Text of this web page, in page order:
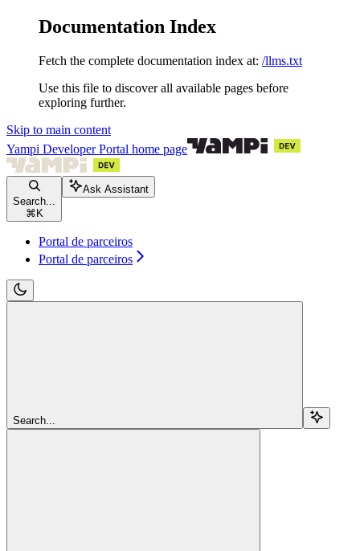
Documentation Index
Fetch the complete documentation index at: /llms.txt
Use this file to discover all available pages before
exploring further.
Skip to main content
Yampi Developer Portal home page
Search...
⌘ K
Ask Assistant
Portal de parceiros
Portal de parceiros
Search...